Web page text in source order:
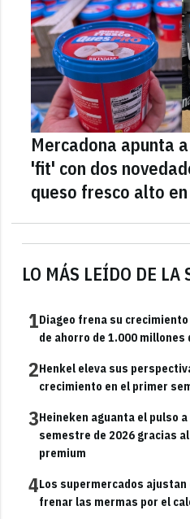
LO MÁS LEÍDO DE LA
1Diageo frena su
de ahorro de 1.000 millones
2Henkel eleva sus
crecimiento en el primer
3Heineken aguanta el pulso
semestre de 2026 gracias
premium
4Los supermercados
frenar las mermas por el
Mercadona apunta
'fit' con dos
queso fresco alto